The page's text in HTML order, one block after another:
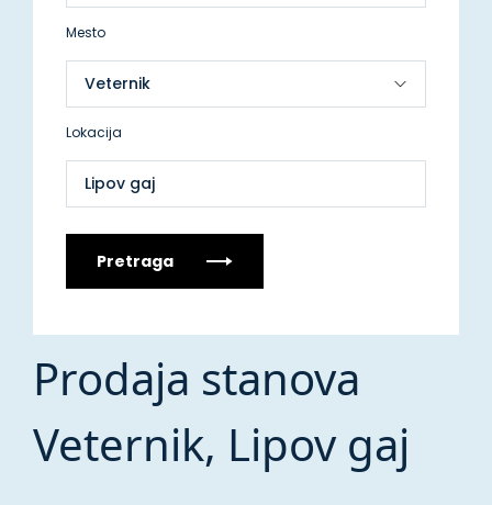
Mesto
Lokacija
Lipov gaj
Pretraga
Prodaja stanova
Veternik, Lipov gaj